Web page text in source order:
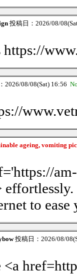
投稿日：2026/08/
https://
2026/08/08(Sat) 16:56
ageing, vomiting
to
投稿日：2026/08/
<a